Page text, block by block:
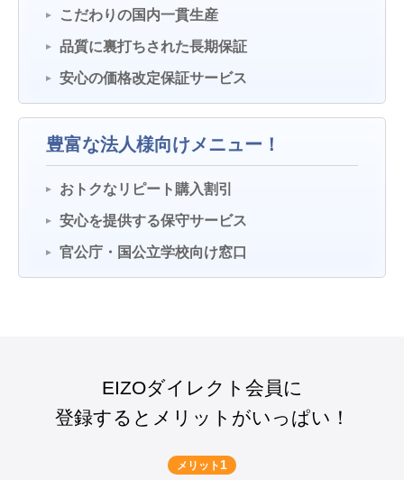
こだわりの国内一貫生産
品質に裏打ちされた長期保証
安心の価格改定保証サービス
豊富な法人様向けメニュー！
おトクなリピート購入割引
安心を提供する保守サービス
官公庁・国公立学校向け窓口
EIZOダイレクト会員に
登録するとメリットがいっぱい！
メリット 1